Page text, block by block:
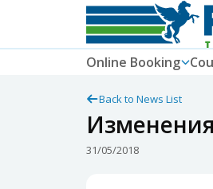
Online Booking
Back to News List
31/05/2018